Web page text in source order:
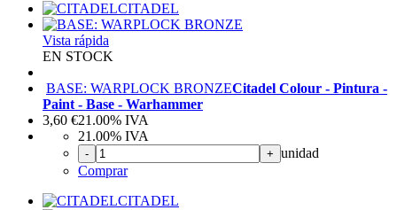
CITADEL
Vista rápida
EN STOCK
BASE: WARPLOCK BRONZECitadel Colour - Pintura -
Paint - Base - Warhammer
3,60 €21.00% IVA
21.00% IVA
- + unidad
Comprar
CITADEL